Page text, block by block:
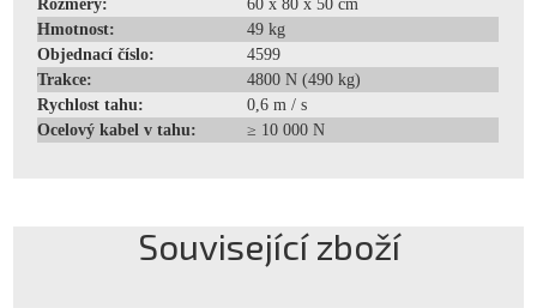
Rozměry:
60 x 80 x 50 cm
Hmotnost:
49 kg
Objednací číslo:
4599
Trakce:
4800 N (490 kg)
Rychlost tahu:
0,6 m / s
Ocelový kabel v tahu:
≥ 10 000 N
Související zboží